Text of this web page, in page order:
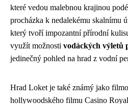
které vedou malebnou krajinou
procházka k nedalekému skalnímu
který tvoří impozantní přírodní
využít možnosti vodáckých výletů
jedinečný pohled na hrad z vodní
Hrad Loket je také známý jako
hollywoodského filmu Casino